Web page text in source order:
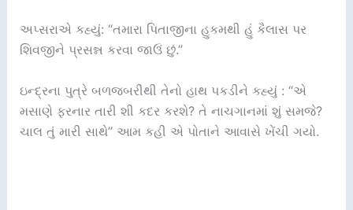
અપ્સરાએ કહ્યું: “તમારા પિતાજીના હુકમથી હું કૈલાસ પર
શિવજીને પ્રસન્ન કરવા જાઉં છું.”
ઇન્દ્રના પુત્રે બળજબરીથી તેનો હાથ પકડીને કહ્યું : “એ
મસાણે ફરનાર તારી શી કદર કરશે? તે નાચગાનમાં શું સમજે?
ચાલ તું મારી સાથે” આમ કહી એ પોતાને આવાસે ખેંચી ગયો.